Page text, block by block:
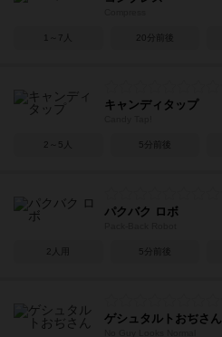
1～7人 20分前後
キャンディタップ
2～5人 5分前後
パクバク ロボ
2人用 5分前後
ゲシュタルトおぢさん